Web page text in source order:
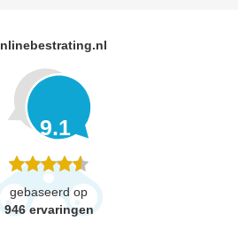
9.1
gebaseerd op
946 ervaringen